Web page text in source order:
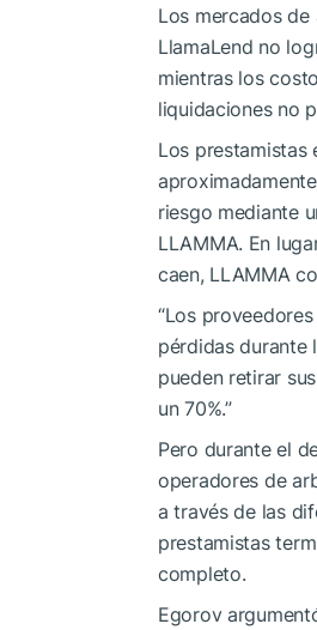
Los mercados
LlamaLend no
mientras los
liquidaciones no
Los prestamistas
riesgo mediante
LLAMMA. En
caen, LLAMMA
“Los
pérdidas durante
pueden retirar
un 70%.”
Pero durante el
operadores de
a través de las
prestamistas
completo.
Egorov